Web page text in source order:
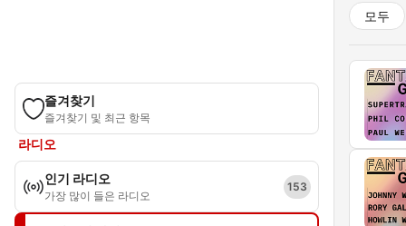
즐겨찾기
즐겨찾기 및 최근 항목
라디오
인기 라디오
가장 많이 들은 라디오
153
모두